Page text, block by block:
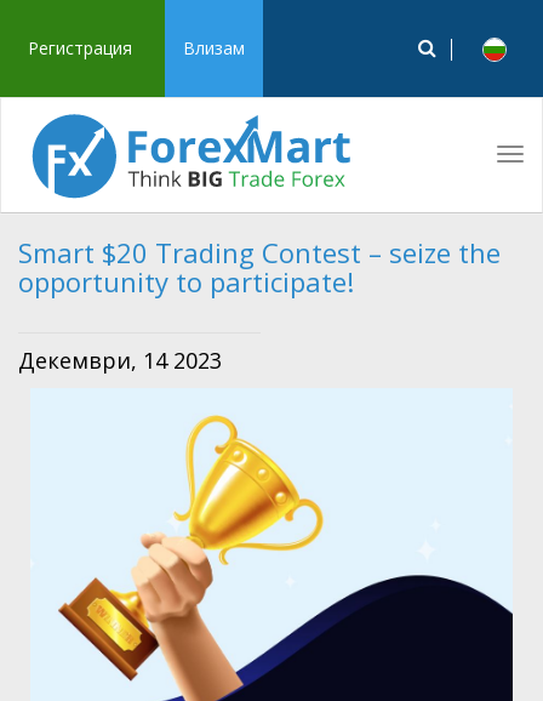
Регистрация Влизам
Smart $20 Trading Contest – seize the
opportunity to participate!
Декември, 14 2023